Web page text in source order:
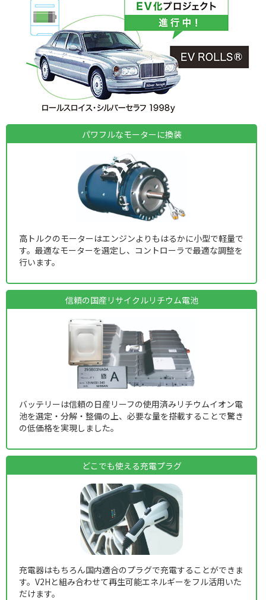
パワフルなモーターに換装
高トルクのモーターはエンジンよりもはるかに小型で軽量で
す。最適なモーターを選定し、コントローラで最適な調整を
行います。
信頼の国産リサイクルリチウム電池
バッテリーは信頼の日産リーフの使用済みリチウムイオン電
池を選定・分解・整備の上、必要な量を搭載することで驚き
の低価格を実現しました。
どこでも使える充電プラグ
充電器はもちろん国内適合のプラグで充電することができま
す。V2Hと組み合わせて再生可能エネルギーをフル活用いた
だけます。